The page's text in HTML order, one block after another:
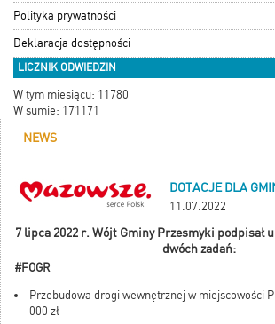
Polityka prywatności
Deklaracja dostępności
LICZNIK ODWIEDZIN
W tym miesiącu: 11780
W sumie: 171171
NEWS
DOTACJE DLA
11.07.2022
7 lipca 2022 r. Wójt Gminy Przesmyki podpisał
dwóch zadań:
#FOGR
Przebudowa drogi wewnętrznej w miejscowości
000 zł